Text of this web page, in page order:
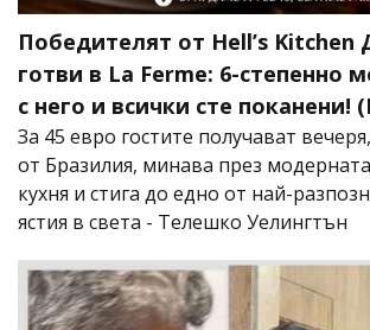
Победителят от Hell’s Kitchen
готви в La Ferme: 6-степенно
с него и всички сте поканени!
За 45 евро гостите получават
от Бразилия, минава през
кухня и стига до едно от най-
ястия в света - Телешко Уелингтън